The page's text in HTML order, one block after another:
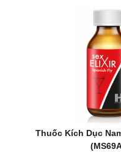
Thuốc Kích Dục